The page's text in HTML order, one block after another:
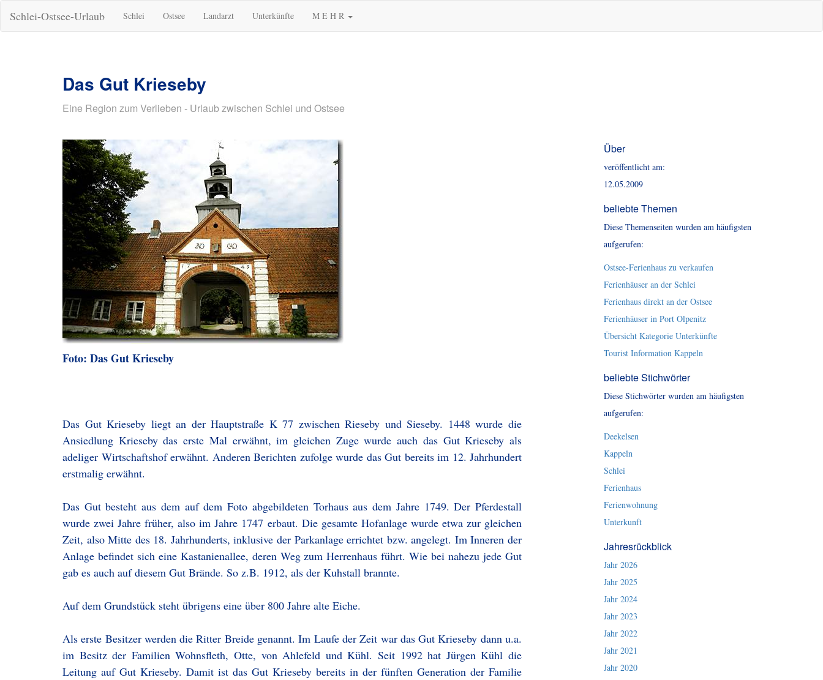
Schlei-Ostsee-Urlaub Schlei Ostsee Landarzt Unterkünfte M E H R
Das Gut Krieseby
Eine Region zum Verlieben - Urlaub zwischen Schlei und Ostsee
Foto: Das Gut Krieseby
Das Gut Krieseby liegt an der Hauptstraße K 77 zwischen Rieseby und Sieseby. 1448 wurde die
Ansiedlung Krieseby das erste Mal erwähnt, im gleichen Zuge wurde auch das Gut Krieseby als
adeliger Wirtschaftshof erwähnt. Anderen Berichten zufolge wurde das Gut bereits im 12. Jahrhundert
erstmalig erwähnt.
Das Gut besteht aus dem auf dem Foto abgebildeten Torhaus aus dem Jahre 1749. Der Pferdestall
wurde zwei Jahre früher, also im Jahre 1747 erbaut. Die gesamte Hofanlage wurde etwa zur gleichen
Zeit, also Mitte des 18. Jahrhunderts, inklusive der Parkanlage errichtet bzw. angelegt. Im Inneren der
Anlage befindet sich eine Kastanienallee, deren Weg zum Herrenhaus führt. Wie bei nahezu jede Gut
gab es auch auf diesem Gut Brände. So z.B. 1912, als der Kuhstall brannte.
Auf dem Grundstück steht übrigens eine über 800 Jahre alte Eiche.
Als erste Besitzer werden die Ritter Breide genannt. Im Laufe der Zeit war das Gut Krieseby dann u.a.
im Besitz der Familien Wohnsfleth, Otte, von Ahlefeld und Kühl. Seit 1992 hat Jürgen Kühl die
Leitung auf Gut Krieseby. Damit ist das Gut Krieseby bereits in der fünften Generation der Familie
Über
veröffentlicht am:
12.05.2009
beliebte Themen
Diese Themenseiten wurden am häufigsten
aufgerufen:
Ostsee-Ferienhaus zu verkaufen
Ferienhäuser an der Schlei
Ferienhaus direkt an der Ostsee
Ferienhäuser in Port Olpenitz
Übersicht Kategorie Unterkünfte
Tourist Information Kappeln
beliebte Stichwörter
Diese Stichwörter wurden am häufigsten
aufgerufen:
Deekelsen
Kappeln
Schlei
Ferienhaus
Ferienwohnung
Unterkunft
Jahresrückblick
Jahr 2026
Jahr 2025
Jahr 2024
Jahr 2023
Jahr 2022
Jahr 2021
Jahr 2020